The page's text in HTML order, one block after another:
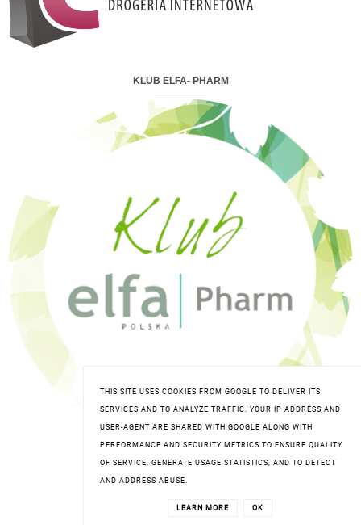
KLUB ELFA- PHARM
THIS SITE USES COOKIES FROM GOOGLE TO DELIVER ITS
SERVICES AND TO ANALYZE TRAFFIC. YOUR IP ADDRESS AND
USER-AGENT ARE SHARED WITH GOOGLE ALONG WITH
PERFORMANCE AND SECURITY METRICS TO ENSURE QUALITY
OF SERVICE, GENERATE USAGE STATISTICS, AND TO DETECT
AND ADDRESS ABUSE.
LEARN MORE OK